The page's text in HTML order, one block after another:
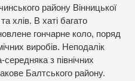
району Вінницької
хлів. В хаті багато
гончарне коло, поряд
виробів. Неподалік
з північних
Балтського району.